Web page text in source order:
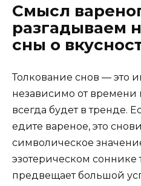
Смысл
разгадываем
сны о
Толкование снов — это
независимо от времени
всегда будет в тренде.
едите вареное, это
символическое
эзотерическом соннике
предвещает большой